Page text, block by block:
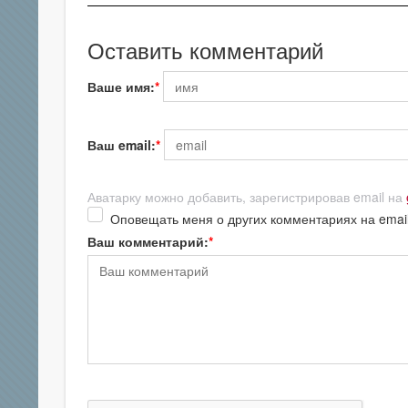
Оставить комментарий
Ваше имя:
Ваш email:
Аватарку можно добавить, зарегистрировав email на
Оповещать меня о других комментариях на email
Ваш комментарий: